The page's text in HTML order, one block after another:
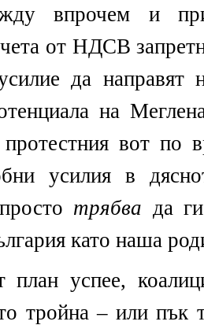
впрочем и
от НДСВ
да направят
на
вот по
усилия в
трябва да
като наша
план успее,
тройна – или